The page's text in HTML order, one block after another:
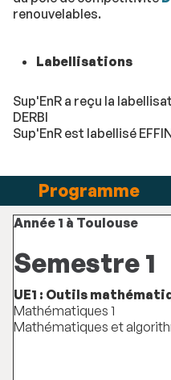
renouvelables.
Labellisations
Sup'EnR a reçu la
DERBI
Sup'EnR est labellisé
Programme
Année 1 à Toulouse
Semestre 1
UE1 : Outils
Mathématiques 1
Mathématiques et